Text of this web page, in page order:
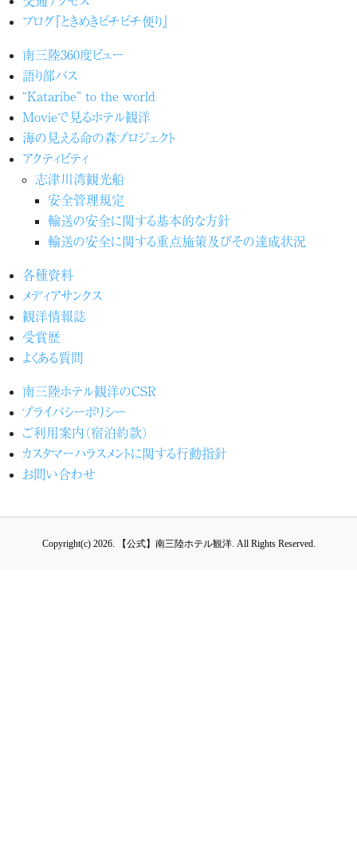
ブログ『ときめきピチピチ便り』
南三陸360度ビュー
語り部バス
“Kataribe” to the world
Movieで見るホテル観洋
海の見える命の森プロジェクト
アクティビティ
志津川湾観光船
安全管理規定
輸送の安全に関する基本的な方針
輸送の安全に関する重点施策及びその達成状況
各種資料
メディアサンクス
観洋情報誌
受賞歴
よくある質問
南三陸ホテル観洋のCSR
プライバシーポリシー
ご利用案内（宿泊約款）
カスタマーハラスメントに関する行動指針
お問い合わせ
Copyright(c) 2026. 【公式】南三陸ホテル観洋. All Rights Reserved.